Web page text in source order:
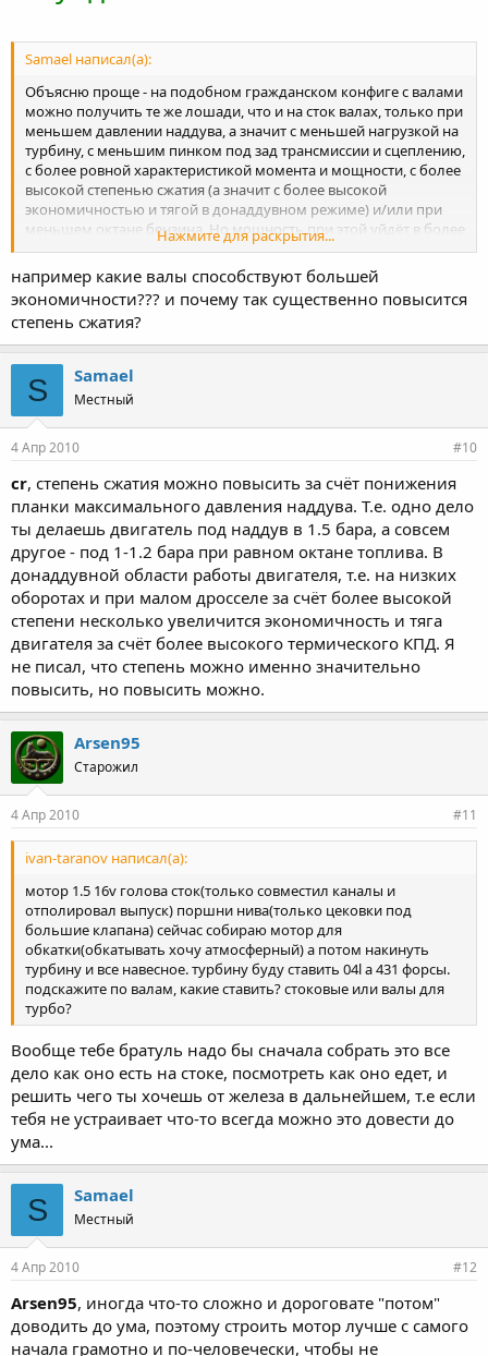
Samael написал(а):
Объясню проще - на подобном гражданском конфиге с валами
можно получить те же лошади, что и на сток валах, только при
меньшем давлении наддува, а значит с меньшей нагрузкой на
турбину, с меньшим пинком под зад трансмиссии и сцеплению,
с более ровной характеристикой момента и мощности, с более
высокой степенью сжатия (а значит с более высокой
экономичностью и тягой в донаддувном режиме) и/или при
меньшем октане бензина. Но мощность при этой уйдёт в более
высокие обороты, хотя и совсем не запредельные. Что кому
Нажмите для раскрытия...
например какие валы способствуют большей
экономичности??? и почему так существенно повысится
степень сжатия?
S Samael
Местный
4 Апр 2010 #10
cr, степень сжатия можно повысить за счёт понижения
планки максимального давления наддува. Т.е. одно дело
ты делаешь двигатель под наддув в 1.5 бара, а совсем
другое - под 1-1.2 бара при равном октане топлива. В
донаддувной области работы двигателя, т.е. на низких
оборотах и при малом дросселе за счёт более высокой
степени несколько увеличится экономичность и тяга
двигателя за счёт более высокого термического КПД. Я
не писал, что степень можно именно значительно
повысить, но повысить можно.
Arsen95
Старожил
4 Апр 2010 #11
ivan-taranov написал(а):
мотор 1.5 16v голова сток(только совместил каналы и
отполировал выпуск) поршни нива(только цековки под
большие клапана) сейчас собираю мотор для
обкатки(обкатывать хочу атмосферный) а потом накинуть
турбину и все навесное. турбину буду ставить 04l а 431 форсы.
подскажите по валам, какие ставить? стоковые или валы для
турбо?
Вообще тебе братуль надо бы сначала собрать это все
дело как оно есть на стоке, посмотреть как оно едет, и
решить чего ты хочешь от железа в дальнейшем, т.е если
тебя не устраивает что-то всегда можно это довести до
ума...
S Samael
Местный
4 Апр 2010 #12
Arsen95, иногда что-то сложно и дороговате "потом"
доводить до ума, поэтому строить мотор лучше с самого
начала грамотно и по-человечески, чтобы не